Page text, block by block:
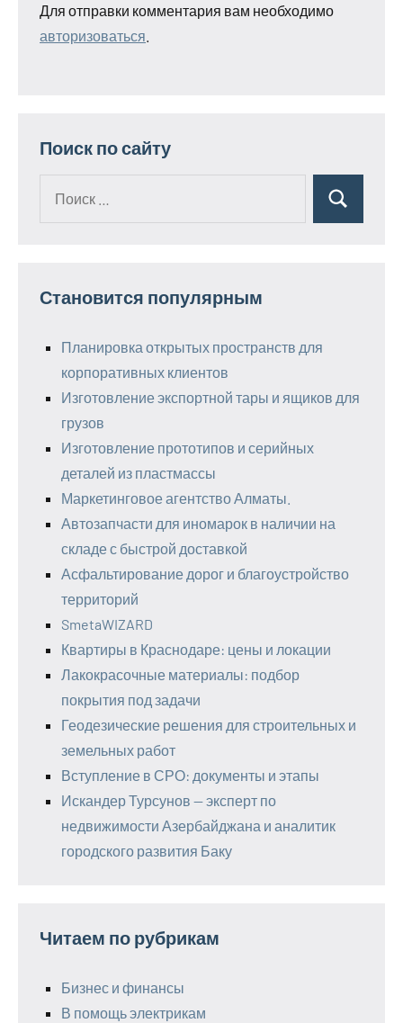
Для отправки комментария вам необходимо
авторизоваться
Поиск по сайту
Поиск
Становится популярным
Планировка открытых пространств для
корпоративных клиентов
Изготовление экспортной тары и ящиков для
грузов
Изготовление прототипов и серийных
деталей из пластмассы
Маркетинговое агентство Алматы.
Автозапчасти для иномарок в наличии на
складе с быстрой доставкой
Асфальтирование дорог и благоустройство
территорий
SmetaWIZARD
Квартиры в Краснодаре: цены и локации
Лакокрасочные материалы: подбор
покрытия под задачи
Геодезические решения для строительных и
земельных работ
Вступление в СРО: документы и этапы
Искандер Турсунов — эксперт по
недвижимости Азербайджана и аналитик
городского развития Баку
Читаем по рубрикам
Бизнес и финансы
В помощь электрикам